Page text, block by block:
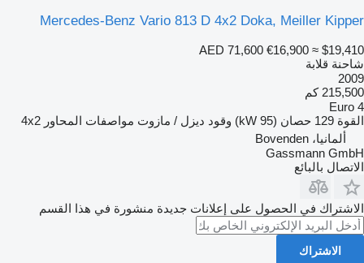
Mercedes-Benz Vario 813 D 4x2 Doka, Meiller Kipper
AED 71,600 €16,900 ≈ $19,410
شاحنة قلابة
2009
215,500 كم
Euro 4
القوة 129 حصان (95 kW) وقود ديزل / مازوت مواصفات المحاور 4x2
ألمانيا، Bovenden
Gassmann GmbH
الاتصال بالبائع
الاشتراك في الحصول على إعلانات جديدة منشورة في هذا القسم
الاشتراك